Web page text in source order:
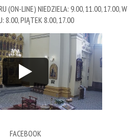
(ON-LINE) NIEDZIELA: 9.00, 11.00, 17.00, W
8.00, PIĄTEK 8.00, 17.00
FACEBOOK